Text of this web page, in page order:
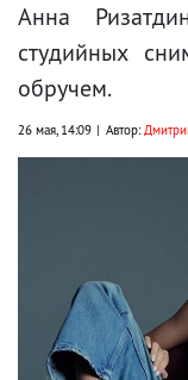
Анна
студийных
обручем.
26 мая, 14:09 Автор: